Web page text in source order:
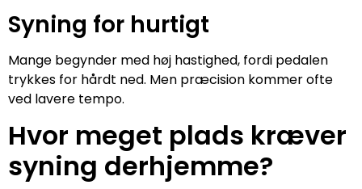
Syning for hurtigt
Mange begynder med høj hastighed, fordi pedalen
trykkes for hårdt ned. Men præcision kommer ofte
ved lavere tempo.
Hvor meget plads kræver
syning derhjemme?